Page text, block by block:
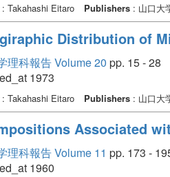
Takahashi Eitaro Publishers: 山口大
Distribution of
理科報告 Volume 20 pp. 15 - 28
1973
Takahashi Eitaro Publishers: 山口大
Associated
理科報告 Volume 11 pp. 173 -
1960